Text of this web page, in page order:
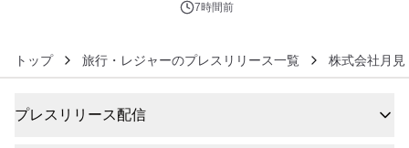
7時間前
トップ 旅行・レジャーのプレスリリース一覧 株式会社月見
プレスリリース配信